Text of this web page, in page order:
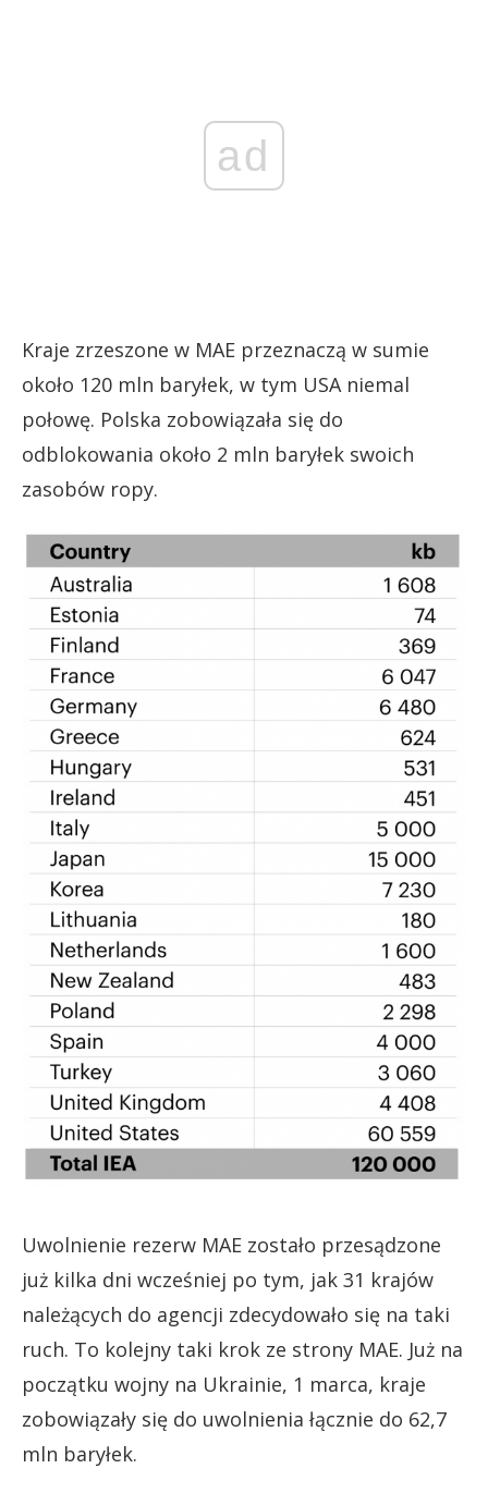
ad
Kraje zrzeszone w MAE przeznaczą w sumie
około 120 mln baryłek, w tym USA niemal
połowę. Polska zobowiązała się do
odblokowania około 2 mln baryłek swoich
zasobów ropy.
Uwolnienie rezerw MAE zostało przesądzone
już kilka dni wcześniej po tym, jak 31 krajów
należących do agencji zdecydowało się na taki
ruch. To kolejny taki krok ze strony MAE. Już na
początku wojny na Ukrainie, 1 marca, kraje
zobowiązały się do uwolnienia łącznie do 62,7
mln baryłek.